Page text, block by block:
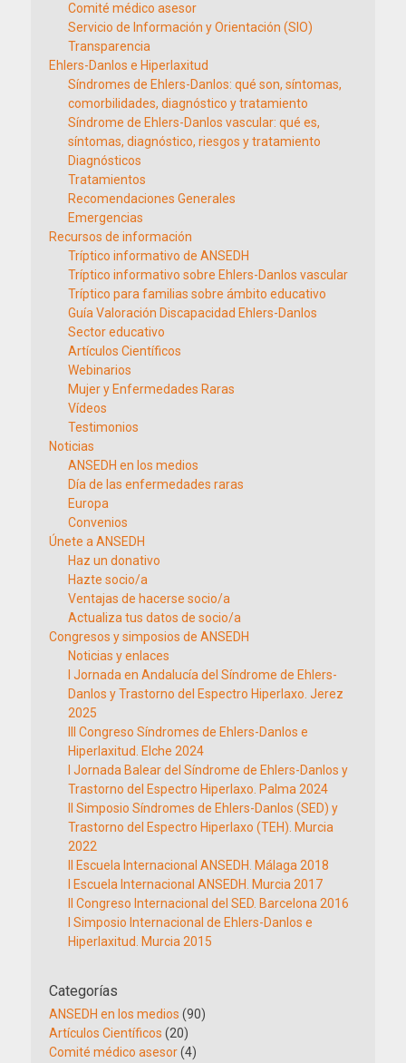
Comité médico asesor
Servicio de Información y Orientación (SIO)
Transparencia
Ehlers-Danlos e Hiperlaxitud
Síndromes de Ehlers-Danlos: qué son, síntomas,
comorbilidades, diagnóstico y tratamiento
Síndrome de Ehlers-Danlos vascular: qué es,
síntomas, diagnóstico, riesgos y tratamiento
Diagnósticos
Tratamientos
Recomendaciones Generales
Emergencias
Recursos de información
Tríptico informativo de ANSEDH
Tríptico informativo sobre Ehlers-Danlos vascular
Tríptico para familias sobre ámbito educativo
Guía Valoración Discapacidad Ehlers-Danlos
Sector educativo
Artículos Científicos
Webinarios
Mujer y Enfermedades Raras
Vídeos
Testimonios
Noticias
ANSEDH en los medios
Día de las enfermedades raras
Europa
Convenios
Únete a ANSEDH
Haz un donativo
Hazte socio/a
Ventajas de hacerse socio/a
Actualiza tus datos de socio/a
Congresos y simposios de ANSEDH
Noticias y enlaces
I Jornada en Andalucía del Síndrome de Ehlers-
Danlos y Trastorno del Espectro Hiperlaxo. Jerez
2025
III Congreso Síndromes de Ehlers-Danlos e
Hiperlaxitud. Elche 2024
I Jornada Balear del Síndrome de Ehlers-Danlos y
Trastorno del Espectro Hiperlaxo. Palma 2024
II Simposio Síndromes de Ehlers-Danlos (SED) y
Trastorno del Espectro Hiperlaxo (TEH). Murcia
2022
II Escuela Internacional ANSEDH. Málaga 2018
I Escuela Internacional ANSEDH. Murcia 2017
II Congreso Internacional del SED. Barcelona 2016
I Simposio Internacional de Ehlers-Danlos e
Hiperlaxitud. Murcia 2015
Categorías
ANSEDH en los medios (90)
Artículos Científicos (20)
Comité médico asesor(4)